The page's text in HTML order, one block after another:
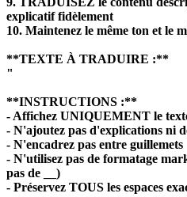
explicatif fidèlement
10. Maintenez le même ton et le
**TEXTE À TRADUIRE :**
"
**INSTRUCTIONS :**
- Affichez UNIQUEMENT le
- N'ajoutez pas d'explications ni
- N'encadrez pas entre guillemets
- N'utilisez pas de formatage
pas de __)
- Préservez TOUS les espaces